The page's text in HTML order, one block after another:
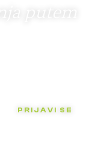
PRIJAVI SE